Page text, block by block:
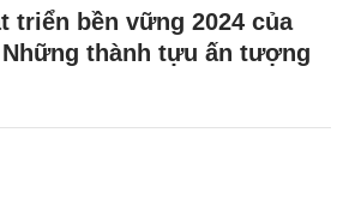
triển bền vững 2024 của
Những thành tựu ấn tượng